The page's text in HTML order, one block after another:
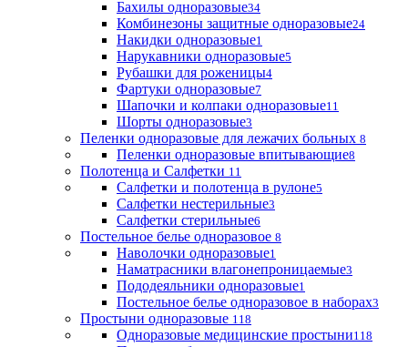
Бахилы одноразовые34
Комбинезоны защитные одноразовые24
Накидки одноразовые1
Нарукавники одноразовые5
Рубашки для роженицы4
Фартуки одноразовые7
Шапочки и колпаки одноразовые11
Шорты одноразовые3
Пеленки одноразовые для лежачих больных 8
Пеленки одноразовые впитывающие8
Полотенца и Салфетки 11
Салфетки и полотенца в рулоне5
Салфетки нестерильные3
Салфетки стерильные6
Постельное белье одноразовое 8
Наволочки одноразовые1
Наматрасники влагонепроницаемые3
Пододеяльники одноразовые1
Постельное белье одноразовое в наборах3
Простыни одноразовые 118
Одноразовые медицинские простыни118